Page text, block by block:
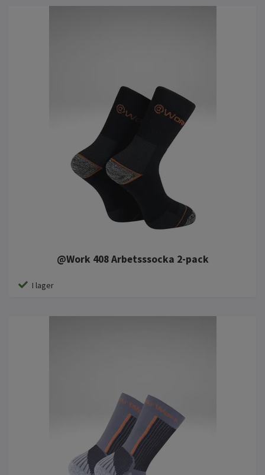
@Work 408 Arbetsssocka 2-pack
I lager